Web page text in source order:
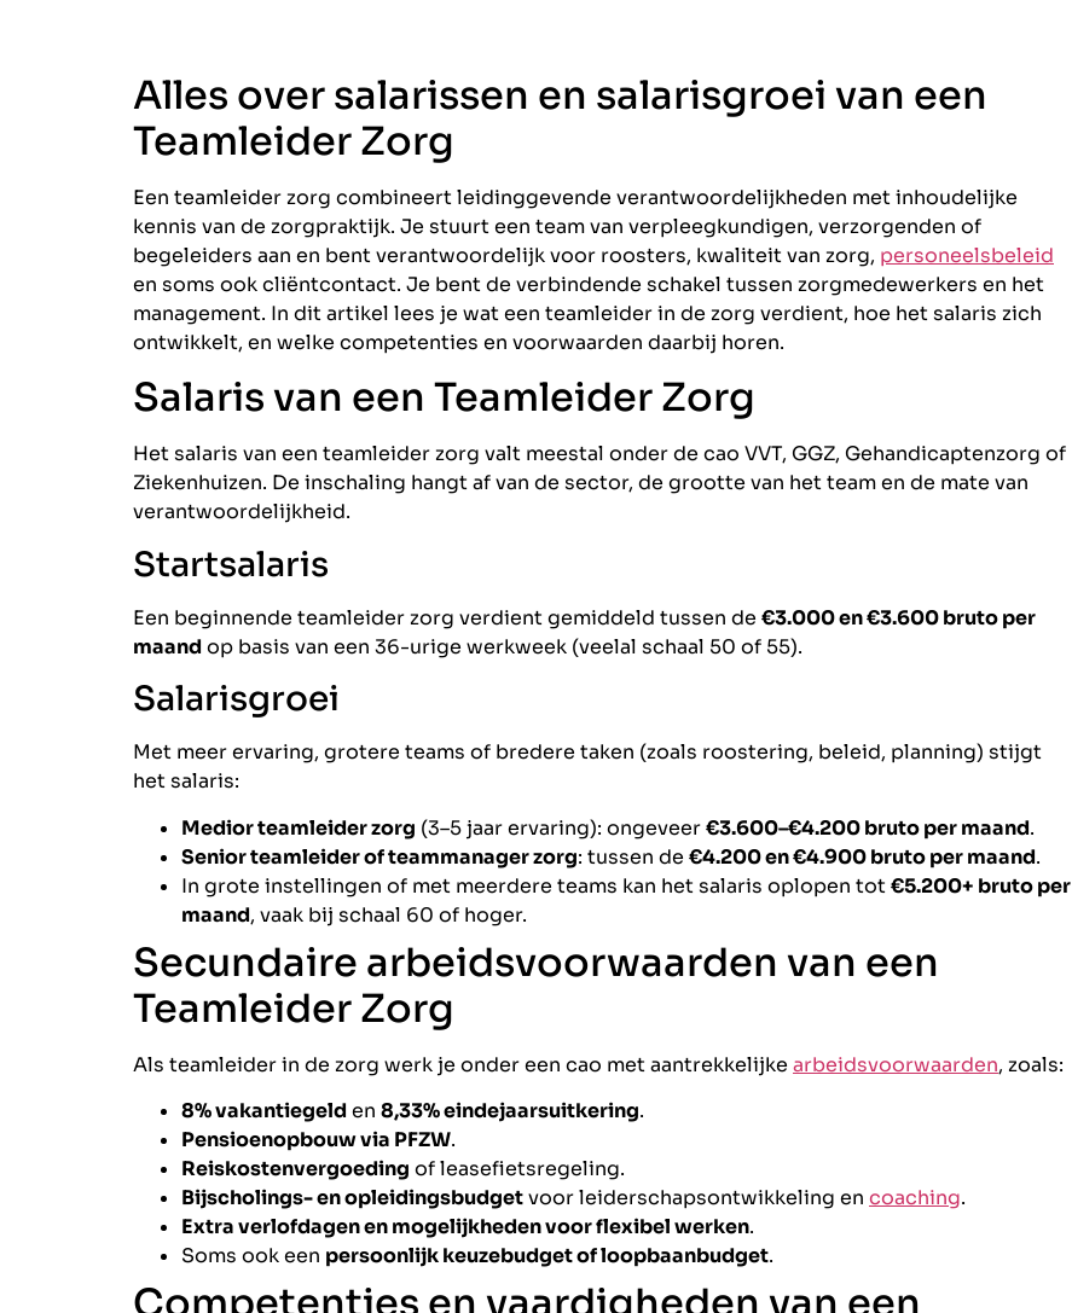
Alles over salarissen en salarisgroei van een
Teamleider Zorg
Een teamleider zorg combineert leidinggevende verantwoordelijkheden met inhoudelijke
kennis van de zorgpraktijk. Je stuurt een team van verpleegkundigen, verzorgenden of
begeleiders aan en bent verantwoordelijk voor roosters, kwaliteit van zorg, personeelsbeleid
en soms ook cliëntcontact. Je bent de verbindende schakel tussen zorgmedewerkers en het
management. In dit artikel lees je wat een teamleider in de zorg verdient, hoe het salaris zich
ontwikkelt, en welke competenties en voorwaarden daarbij horen.
Salaris van een Teamleider Zorg
Het salaris van een teamleider zorg valt meestal onder de cao VVT, GGZ, Gehandicaptenzorg of
Ziekenhuizen. De inschaling hangt af van de sector, de grootte van het team en de mate van
verantwoordelijkheid.
Startsalaris
Een beginnende teamleider zorg verdient gemiddeld tussen de €3.000 en €3.600 bruto per
maandop basis van een 36-urige werkweek (veelal schaal 50 of 55).
Salarisgroei
Met meer ervaring, grotere teams of bredere taken (zoals roostering, beleid, planning) stijgt
het salaris:
Medior teamleider zorg (3–5 jaar ervaring): ongeveer€3.600–€4.200 bruto per maand.
Senior teamleider of teammanager zorg: tussen de €4.200 en €4.900 bruto per maand.
In grote instellingen of met meerdere teams kan het salaris oplopen tot€5.200+ bruto per
maand, vaak bij schaal 60 of hoger.
Secundaire arbeidsvoorwaarden van een
Teamleider Zorg
Als teamleider in de zorg werk je onder een cao met aantrekkelijke arbeidsvoorwaarden, zoals:
8% vakantiegelden 8,33% eindejaarsuitkering.
Pensioenopbouw via PFZW.
Reiskostenvergoeding of leasefietsregeling.
Bijscholings- en opleidingsbudgetvoor leiderschapsontwikkeling en coaching.
Extra verlofdagen en mogelijkheden voor flexibel werken.
Soms ook een persoonlijk keuzebudget of loopbaanbudget.
Competenties en vaardigheden van een